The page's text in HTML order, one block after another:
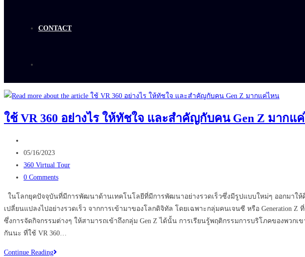
CONTACT
ใช้ VR 360 อย่างไร ให้ทัชใจ และสำคัญกับคน Gen Z มากแ
author:
Post
published:
05/16/2023
Post
category:
360 Virtual Tour
Post
0 Comments
ในโลกยุคปัจจุบันที่มีการพัฒนาด้านเทคโนโลยีที่มีการพัฒนาอย่างรวดเร็วซึ่งมีรูปแบบใหม่ๆ ออกมาใ
เปลี่ยนแปลงไปอย่างรวดเร็ว จากการเข้ามาของโลกดิจิทัล โดยเฉพาะกลุ่มคนเจนซี หรือ
ซึ่งการจัดกิจกรรมต่างๆ ให้สามารถเข้าถึงกลุ่ม Gen Z ได้นั้น การเรียนรู้พฤติกรรมการบริโภคของพ
กันนะ ที่ใช้ VR 360…
Continue Readingใช้